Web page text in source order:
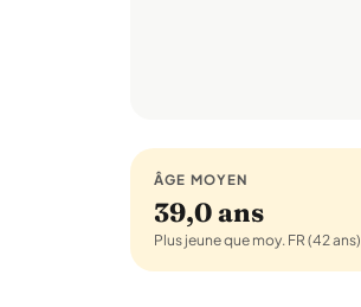
ÂGE MOYEN
39,0 ans
Plus jeune que moy. FR (42 ans)